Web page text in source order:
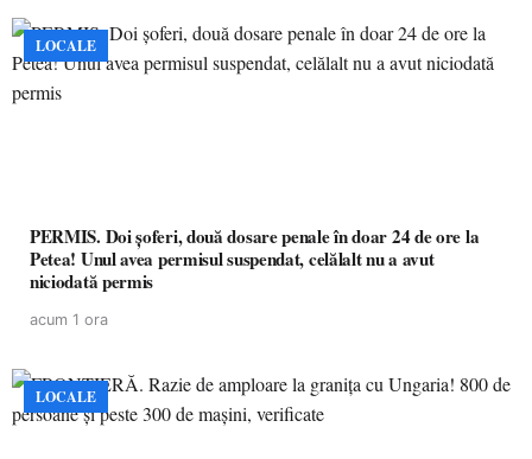
LOCALE
PERMIS. Doi șoferi, două dosare penale în doar 24 de ore la
Petea! Unul avea permisul suspendat, celălalt nu a avut
niciodată permis
acum 1 ora
LOCALE